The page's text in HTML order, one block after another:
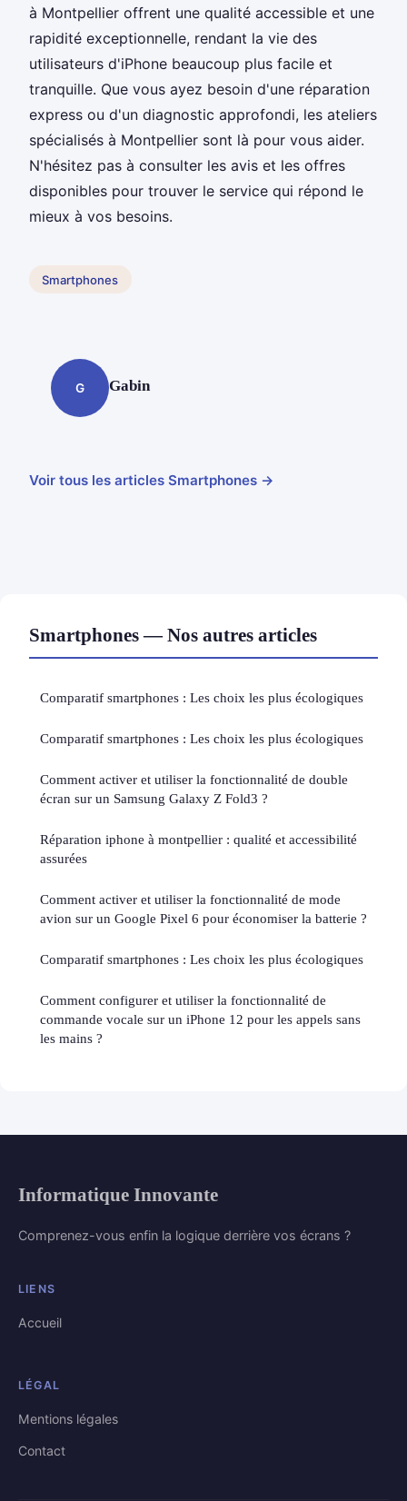
à Montpellier offrent une qualité accessible et une
rapidité exceptionnelle, rendant la vie des
utilisateurs d'iPhone beaucoup plus facile et
tranquille. Que vous ayez besoin d'une réparation
express ou d'un diagnostic approfondi, les ateliers
spécialisés à Montpellier sont là pour vous aider.
N'hésitez pas à consulter les avis et les offres
disponibles pour trouver le service qui répond le
mieux à vos besoins.
Smartphones
G Gabin
Voir tous les articles Smartphones →
Smartphones — Nos autres articles
Comparatif smartphones : Les choix les plus écologiques
Comparatif smartphones : Les choix les plus écologiques
Comment activer et utiliser la fonctionnalité de double
écran sur un Samsung Galaxy Z Fold3 ?
Réparation iphone à montpellier : qualité et accessibilité
assurées
Comment activer et utiliser la fonctionnalité de mode
avion sur un Google Pixel 6 pour économiser la batterie ?
Comparatif smartphones : Les choix les plus écologiques
Comment configurer et utiliser la fonctionnalité de
commande vocale sur un iPhone 12 pour les appels sans
les mains ?
Informatique Innovante
Comprenez-vous enfin la logique derrière vos écrans ?
LIENS
Accueil
LÉGAL
Mentions légales
Contact